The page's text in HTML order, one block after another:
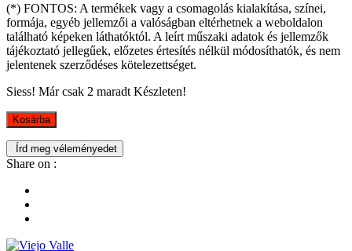
(*) FONTOS: A termékek vagy a csomagolás kialakítása, színei,
formája, egyéb jellemzői a valóságban eltérhetnek a weboldalon
található képeken láthatóktól. A leírt műszaki adatok és jellemzők
tájékoztató jellegűek, előzetes értesítés nélkül módosíthatók, és nem
jelentenek szerződéses kötelezettséget.
Siess! Már csak 2 maradt Készleten!
Kosárba
Írd meg véleményedet
Share on :